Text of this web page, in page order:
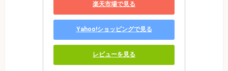
楽天市場で見る
Yahoo!ショッピングで見る
レビューを見る